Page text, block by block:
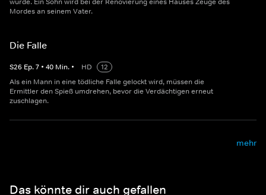
Mordes an seinem Vater.
Die Falle
S26 Ep.7 • 40 Min. • HD
12
Als ein Mann in eine tödliche Falle gelockt wird, müssen die
Ermittler den Spieß umdrehen, bevor die Verdächtigen erneut
zuschlagen.
mehr
Das könnte dir auch gefallen